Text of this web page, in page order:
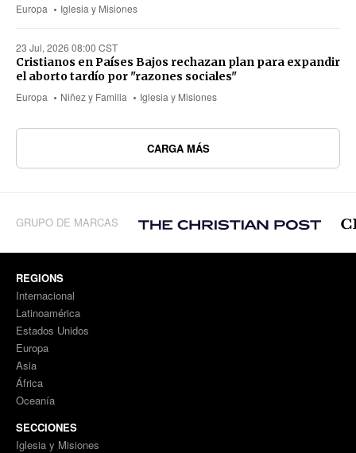
Europa Iglesia y Misiones
23 Jul, 2026 08:00 CST
Europa Niñez y Familia Iglesia y Misiones
Cristianos en Países Bajos rechazan plan para expandir
el aborto tardío por "razones sociales"
CARGA MÁS
GRUPO DE MARCAS
REGIONS
Internacional
Latinoamérica
Estados Unidos
Europa
Asia
África
Oceanía
SECCIONES
Iglesia y Misiones